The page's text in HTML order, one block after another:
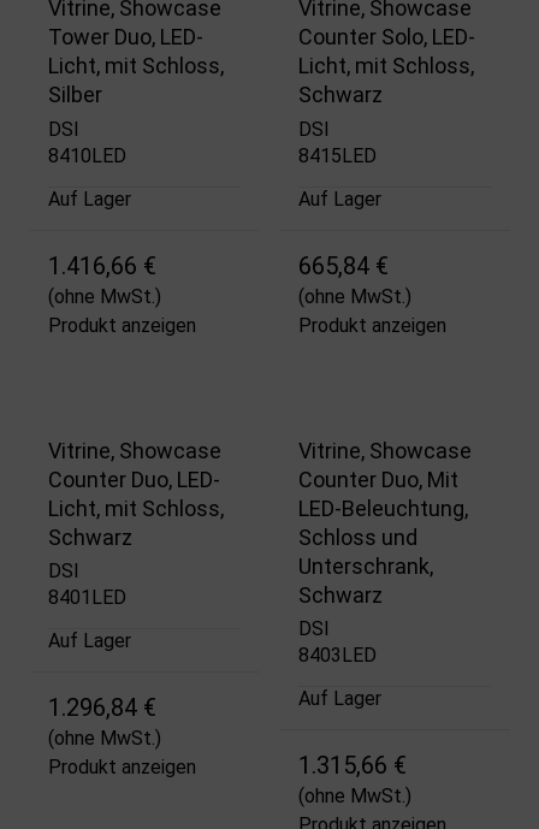
Vitrine, Showcase
Tower Duo, LED-
Licht, mit Schloss,
Silber
DSI
8410LED
Auf Lager
1.416,66 €
(ohne MwSt.)
Produkt anzeigen
Vitrine, Showcase
Counter Solo, LED-
Licht, mit Schloss,
Schwarz
DSI
8415LED
Auf Lager
665,84 €
(ohne MwSt.)
Produkt anzeigen
Vitrine, Showcase
Counter Duo, LED-
Licht, mit Schloss,
Schwarz
DSI
8401LED
Auf Lager
1.296,84 €
(ohne MwSt.)
Produkt anzeigen
Vitrine, Showcase
Counter Duo, Mit
LED-Beleuchtung,
Schloss und
Unterschrank,
Schwarz
DSI
8403LED
Auf Lager
1.315,66 €
(ohne MwSt.)